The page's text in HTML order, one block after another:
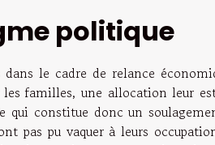
politique
le cadre de relance
familles, une allocation leur
qui constitue donc un
pas pu vaquer à leurs